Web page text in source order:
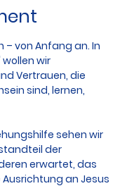
von Anfang an. In
wir
Vertrauen, die
sind, lernen,
sehen wir
der
erwartet, das
Ausrichtung an Jesus